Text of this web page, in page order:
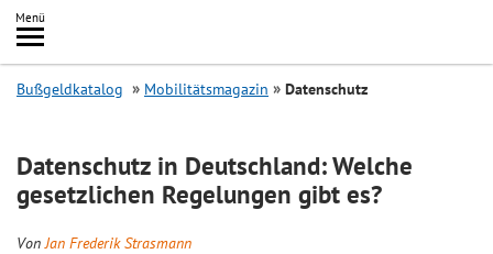
Inhalt
springen
Menü
Search
Bußgeldkatalog Mobilitätsmagazin Datenschutz
Datenschutz in Deutschland: Welche
gesetzlichen Regelungen gibt es?
VonJan Frederik Strasmann